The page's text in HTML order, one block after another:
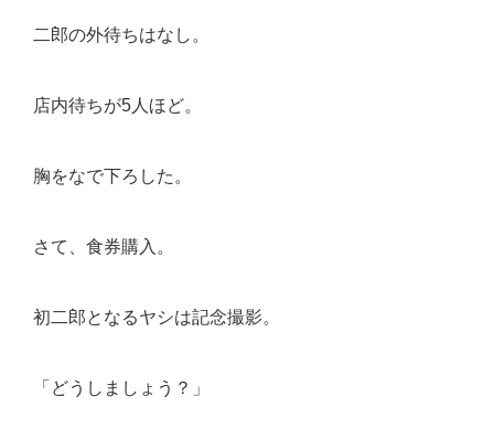
二郎の外待ちはなし。
店内待ちが5人ほど。
胸をなで下ろした。
さて、食券購入。
初二郎となるヤシは記念撮影。
「どうしましょう？」